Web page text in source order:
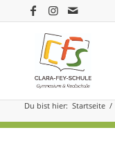
Schuljahr 2021/22
Du bist hier: Startseite /